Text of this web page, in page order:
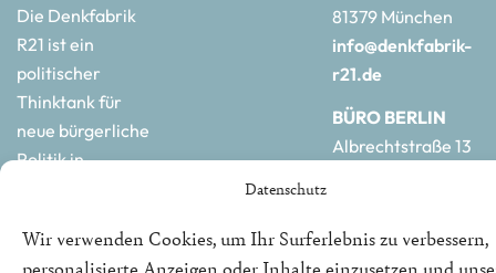
Datenschutz
Wir verwenden Cookies, um Ihr Surferlebnis zu verbessern,
Die Denkfabrik
R21 ist ein
politischer
Thinktank für
neue bürgerliche
Politik in
81379 München
info@denkfabrik-
r21.de
BÜRO BERLIN
Albrechtstraße 13
r21.de